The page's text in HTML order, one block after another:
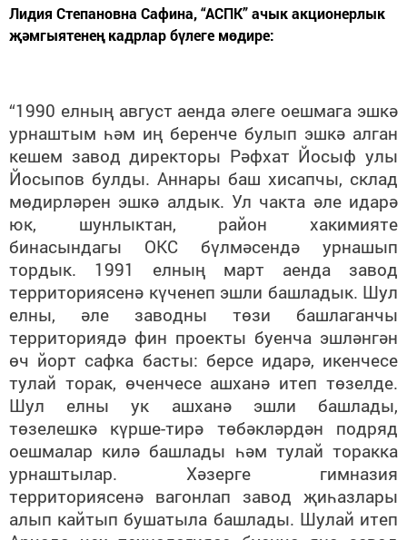
Лидия Степановна Сафина, “АСПК” ачык акционерлык
җәмгыятенең кадрлар бүлеге мөдире:
“1990 елның август аенда әлеге оешмага эшкә
урнаштым һәм иң беренче булып эшкә алган
кешем завод директоры Рәфхат Йосыф улы
Йосыпов булды. Аннары баш хисапчы, склад
мөдирләрен эшкә алдык. Ул чакта әле идарә
юк, шунлыктан, район хакимияте
бинасындагы ОКС бүлмәсендә урнашып
тордык. 1991 елның март аенда завод
территориясенә күченеп эшли башладык. Шул
елны, әле заводны төзи башлаганчы
территориядә фин проекты буенча эшләнгән
өч йорт сафка басты: берсе идарә, икенчесе
тулай торак, өченчесе ашханә итеп төзелде.
Шул елны ук ашханә эшли башлады,
төзелешкә күрше-тирә төбәкләрдән подряд
оешмалар килә башлады һәм тулай торакка
урнаштылар. Хәзерге гимназия
территориясенә вагонлап завод җиһазлары
алып кайтып бушатыла башлады. Шулай итеп